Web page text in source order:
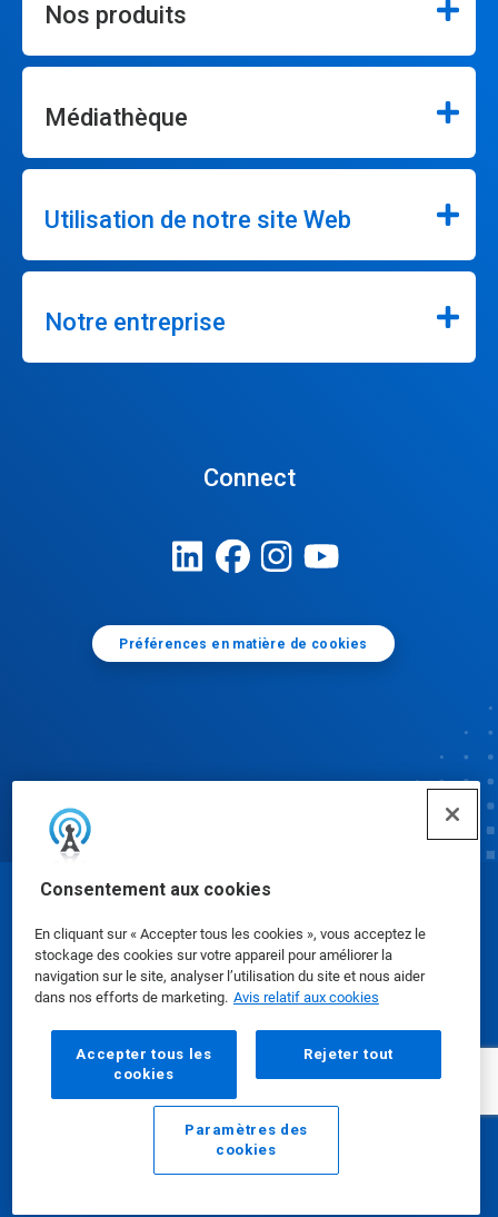
Consentement aux cookies
En cliquant sur « Accepter tous les cookies », vous acceptez le
stockage des cookies sur votre appareil pour améliorer la
navigation sur le site, analyser l’utilisation du site et nous aider
dans nos efforts de marketing. Avis relatif aux cookies
Accepter tous les
cookies
Rejeter tout
Paramètres des
cookies
Nos produits
Médiathèque
Utilisation de notre site Web
Notre entreprise
Connect
Préférences en matière de cookies
Courriel Appeler
Fiches signalétiques|Politique de confidentialité
Modalités d'utilisation